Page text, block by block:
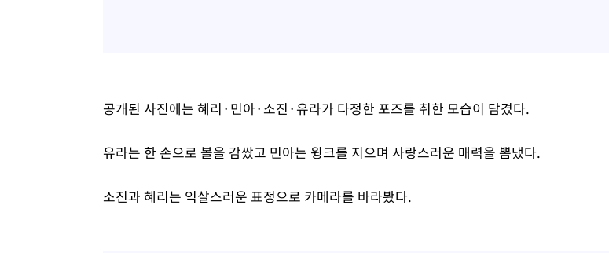
공개된 사진에는 혜리·민아·소진·유라가 다정한 포즈를 취한 모습이 담겼다.
유라는 한 손으로 볼을 감쌌고 민아는 윙크를 지으며 사랑스러운 매력을 뽐냈다.
소진과 혜리는 익살스러운 표정으로 카메라를 바라봤다.